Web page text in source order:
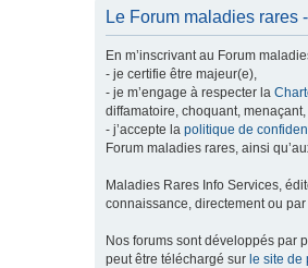
Le Forum maladies rares
En m’inscrivant au Forum
- je certifie être majeur(e),
- je m’engage à respecter la
diffamatoire, choquant,
- j’accepte la politique de
Forum maladies rares, ainsi
Maladies Rares Info Services,
connaissance, directement ou
Nos forums sont développés par
peut être téléchargé sur le site de